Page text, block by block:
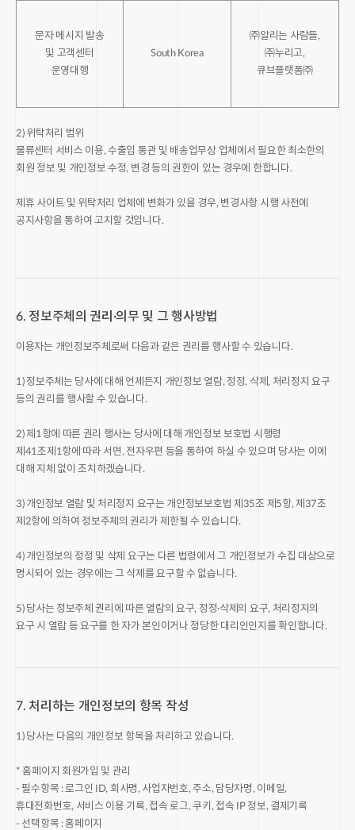
문자 메시지 발송
및 고객센터
운영대행
South Korea
㈜알리는 사람들,
㈜누리고,
큐브플랫폼㈜
2) 위탁처리 범위
물류센터 서비스 이용, 수출입 통관 및 배송업무상 업체에서 필요한 최소한의
회원 정보 및 개인정보 수정, 변경 등의 권한이 있는 경우에 한합니다.
제휴 사이트 및 위탁처리 업체에 변화가 있을 경우, 변경사항 시행 사전에
공지사항을 통하여 고지할 것입니다.
6. 정보주체의 권리·의무 및 그 행사방법
이용자는 개인정보주체로써 다음과 같은 권리를 행사할 수 있습니다.
1) 정보주체는 당사에 대해 언제든지 개인정보 열람, 정정, 삭제, 처리정지 요구
등의 권리를 행사할 수 있습니다.
2) 제1항에 따른 권리 행사는 당사에 대해 개인정보 보호법 시행령
제41조제1항에 따라 서면, 전자우편 등을 통하여 하실 수 있으며 당사는 이에
대해 지체 없이 조치하겠습니다.
3) 개인정보 열람 및 처리정지 요구는 개인정보보호법 제35조 제5항, 제37조
제2항에 의하여 정보주체의 권리가 제한될 수 있습니다.
4) 개인정보의 정정 및 삭제 요구는 다른 법령에서 그 개인정보가 수집 대상으로
명시되어 있는 경우에는 그 삭제를 요구할 수 없습니다.
5) 당사는 정보주체 권리에 따른 열람의 요구, 정정·삭제의 요구, 처리정지의
요구 시 열람 등 요구를 한 자가 본인이거나 정당한 대리인인지를 확인합니다.
7. 처리하는 개인정보의 항목 작성
1) 당사는 다음의 개인정보 항목을 처리하고 있습니다.
* 홈페이지 회원가입 및 관리
- 필수항목 : 로그인 ID, 회사명, 사업자번호, 주소, 담당자명, 이메일,
휴대전화번호, 서비스 이용 기록, 접속 로그, 쿠키, 접속 IP 정보, 결제기록
- 선택항목 : 홈페이지